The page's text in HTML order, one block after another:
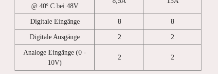
@ 40º C bei 48V
Digitale Eingänge 8
8
Digitale Ausgänge
2
2
Analoge Eingänge (0 -
10V)
2 2